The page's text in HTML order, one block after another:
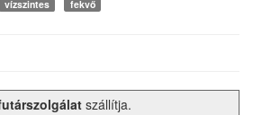
vízszintes fekvő
szállítja.